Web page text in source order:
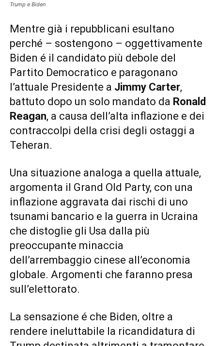
Trump e Biden
Mentre già i repubblicani esultano
perché – sostengono – oggettivamente
Biden é il candidato più debole del
Partito Democratico e paragonano
l’attuale Presidente a Jimmy Carter,
battuto dopo un solo mandato da Ronald
Reagan, a causa dell’alta inflazione e dei
contraccolpi della crisi degli ostaggi a
Teheran.
Una situazione analoga a quella attuale,
argomenta il Grand Old Party, con una
inflazione aggravata dai rischi di uno
tsunami bancario e la guerra in Ucraina
che distoglie gli Usa dalla più
preoccupante minaccia
dell’arrembaggio cinese all’economia
globale. Argomenti che faranno presa
sull’elettorato.
La sensazione é che Biden, oltre a
rendere ineluttabile la ricandidatura di